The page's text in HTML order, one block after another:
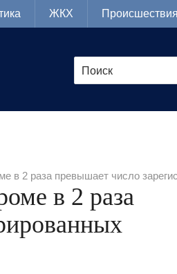
ЖКХ Происшествия
в 2 раза превышает число
в 2 раза